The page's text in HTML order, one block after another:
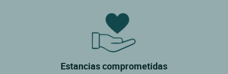
Estancias comprometidas